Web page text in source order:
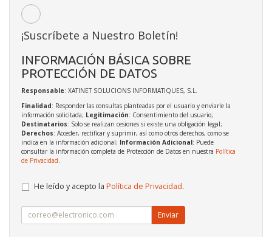
¡Suscríbete a Nuestro Boletín!
INFORMACIÓN BÁSICA SOBRE
PROTECCIÓN DE DATOS
Responsable: XATINET SOLUCIONS INFORMATIQUES, S.L.
Finalidad: Responder las consultas planteadas por el usuario y enviarle la
información solicitada; Legitimación: Consentimiento del usuario;
Destinatarios: Solo se realizan cesiones si existe una obligación legal;
Derechos: Acceder, rectificar y suprimir, así como otros derechos, como se
indica en la información adicional; Información Adicional: Puede
consultar la información completa de Protección de Datos en nuestra Política
de Privacidad
He leído y acepto la Política de Privacidad.
Enviar